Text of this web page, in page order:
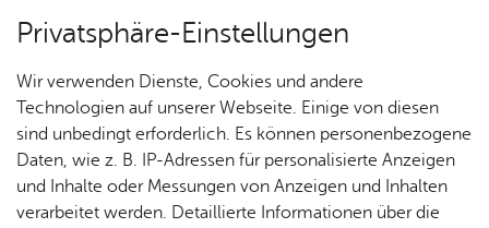
Über­sicht Bür­ger & Stadt
For­mu­la­re
Vor­le­sen
Privatsphäre-Einstellungen
Wir verwenden Dienste, Cookies und andere
Technologien auf unserer Webseite. Einige von diesen
sind unbedingt erforderlich. Es können personenbezogene
Daten, wie z. B. IP-Adressen für personalisierte Anzeigen
und Inhalte oder Messungen von Anzeigen und Inhalten
verarbeitet werden. Detaillierte Informationen über die